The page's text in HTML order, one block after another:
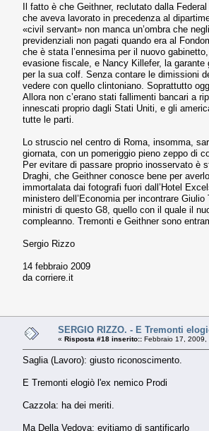
Il fatto è che Geithner, reclutato dalla
che aveva lavorato in precedenza al
«civil servant» non manca un’ombra che
previdenziali non pagati quando era al
che è stata l’ennesima per il nuovo
evasione fiscale, e Nancy Killefer, la
per la sua colf. Senza contare le dimissioni
vedere con quello clintoniano. Soprattutto
Allora non c’erano stati fallimenti bancari a
innescati proprio dagli Stati Uniti, e gli
tutte le parti.
Lo struscio nel centro di Roma, insomma,
giornata, con un pomeriggio pieno zeppo di
Per evitare di passare proprio inosservato è
Draghi, che Geithner conosce bene per
immortalata dai fotografi fuori dall’Hotel
ministero dell’Economia per incontrare
ministri di questo G8, quello con il quale il
compleanno. Tremonti e Geithner sono
Sergio Rizzo
14 febbraio 2009
da corriere.it
SERGIO RIZZO. - E Tremonti
« Risposta #18 inserito:: Febbraio 17,
Saglia (Lavoro): giusto riconoscimento.
E Tremonti elogiò l'ex nemico Prodi
Cazzola: ha dei meriti.
Ma Della Vedova: evitiamo di santificarlo